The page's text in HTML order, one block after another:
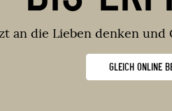
an die Lieben denken
GLEICH ONLINE